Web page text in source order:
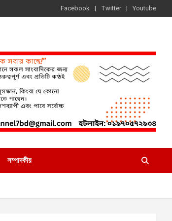
Facebook Twitter Youtube
সম্পাদকীয়